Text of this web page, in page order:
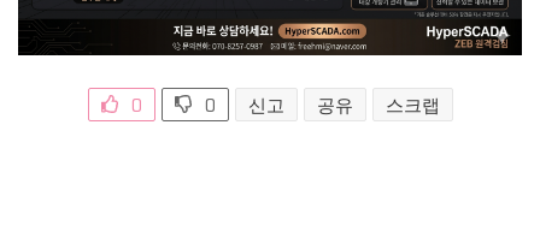
0 0 신고 공유 스크랩